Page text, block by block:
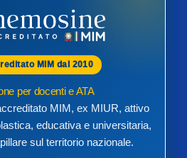
MIM dal 2010
per docenti e ATA
MIM, ex MIUR, attivo
educativa e universitaria,
sul territorio nazionale.